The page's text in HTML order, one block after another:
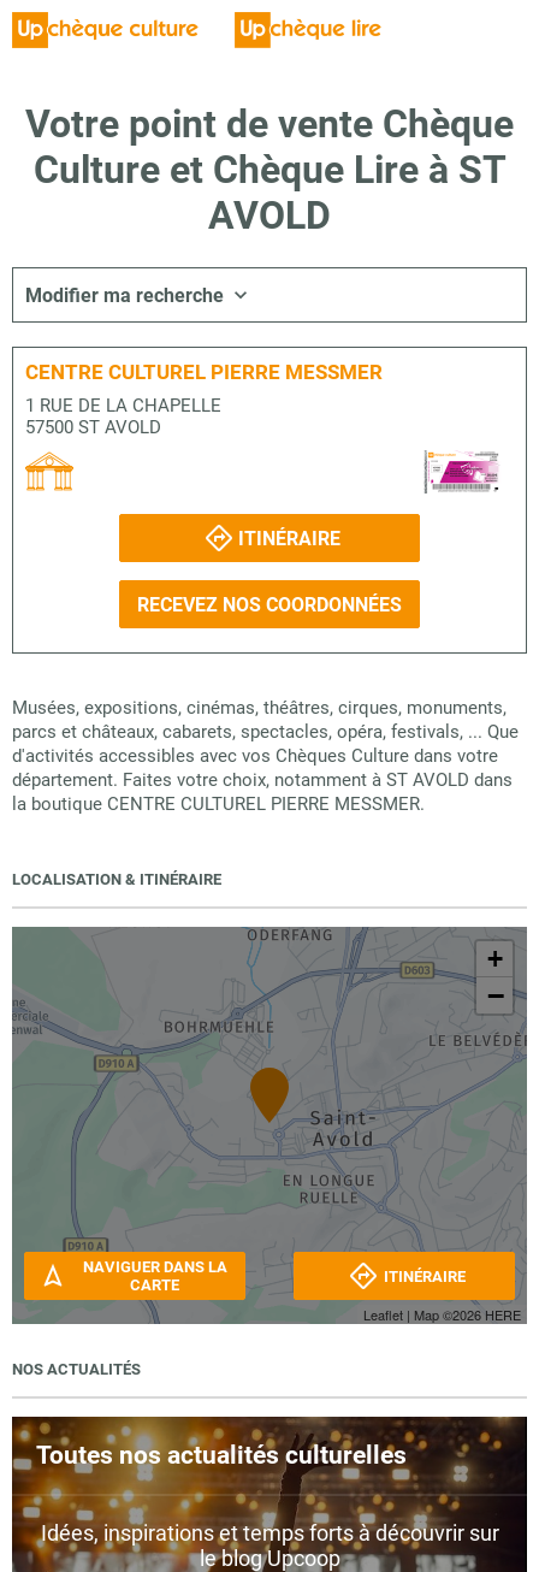
Votre point de vente Chèque
Culture et Chèque Lire à ST
AVOLD
Modifier ma recherche
CENTRE CULTUREL PIERRE MESSMER
1 RUE DE LA CHAPELLE
57500 ST AVOLD
ITINÉRAIRE
RECEVEZ NOS COORDONNÉES
Musées, expositions, cinémas, théâtres, cirques, monuments,
parcs et châteaux, cabarets, spectacles, opéra, festivals, ... Que
d'activités accessibles avec vos Chèques Culture dans votre
département. Faites votre choix, notamment à ST AVOLD dans
la boutique CENTRE CULTUREL PIERRE MESSMER.
LOCALISATION & ITINÉRAIRE
+
−
Leaflet | Map ©2026 HERE
NAVIGUER DANS LA
CARTE
ITINÉRAIRE
NOS ACTUALITÉS
Toutes nos actualités culturelles
Idées, inspirations et temps forts à découvrir sur
le blog Upcoop